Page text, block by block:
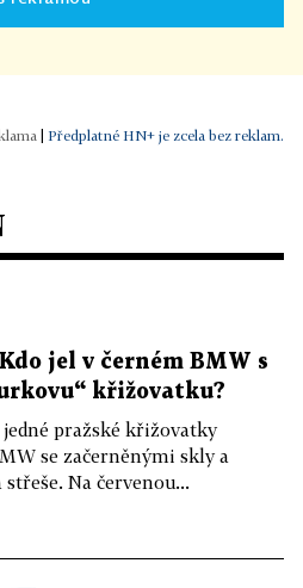
Předplatné HN+ je zcela bez reklam.
jel v černém BMW s
křižovatku?
pražské křižovatky
se začerněnými skly a
Na červenou...